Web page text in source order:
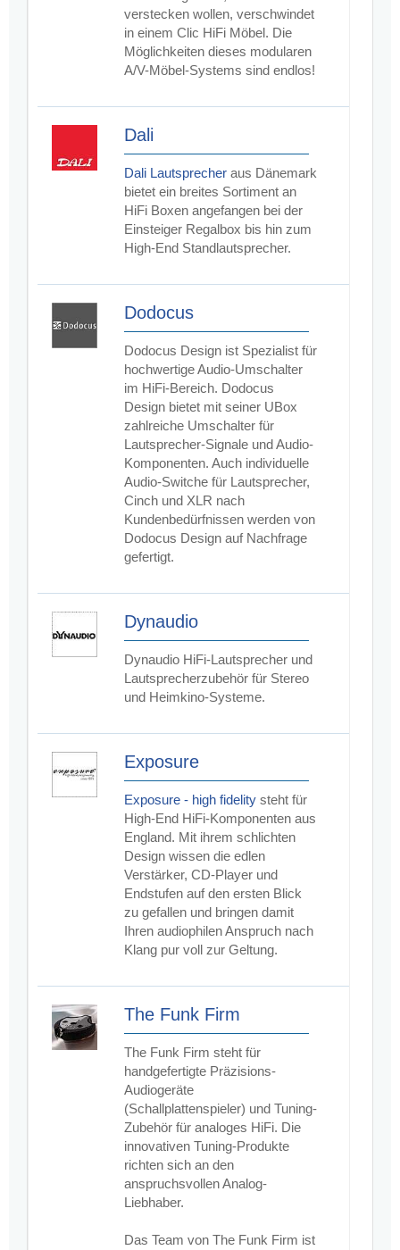
verstecken wollen, verschwindet
in einem Clic HiFi Möbel. Die
Möglichkeiten dieses modularen
A/V-Möbel-Systems sind endlos!
Dali
Dali Lautsprecher aus Dänemark
bietet ein breites Sortiment an
HiFi Boxen angefangen bei der
Einsteiger Regalbox bis hin zum
High-End Standlautsprecher.
Dodocus
Dodocus Design ist Spezialist für
hochwertige Audio-Umschalter
im HiFi-Bereich. Dodocus
Design bietet mit seiner UBox
zahlreiche Umschalter für
Lautsprecher-Signale und Audio-
Komponenten. Auch individuelle
Audio-Switche für Lautsprecher,
Cinch und XLR nach
Kundenbedürfnissen werden von
Dodocus Design auf Nachfrage
gefertigt.
Dynaudio
Dynaudio HiFi-Lautsprecher und
Lautsprecherzubehör für Stereo
und Heimkino-Systeme.
Exposure
Exposure - high fidelity steht für
High-End HiFi-Komponenten aus
England. Mit ihrem schlichten
Design wissen die edlen
Verstärker, CD-Player und
Endstufen auf den ersten Blick
zu gefallen und bringen damit
Ihren audiophilen Anspruch nach
Klang pur voll zur Geltung.
The Funk Firm
The Funk Firm steht für
handgefertigte Präzisions-
Audiogeräte
(Schallplattenspieler) und Tuning-
Zubehör für analoges HiFi. Die
innovativen Tuning-Produkte
richten sich an den
anspruchsvollen Analog-
Liebhaber.
Das Team von The Funk Firm ist